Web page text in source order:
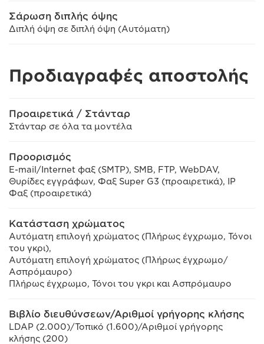
Σάρωση διπλής όψης
Διπλή όψη σε διπλή όψη (Αυτόματη)
Προδιαγραφές αποστολής
Προαιρετικά / Στάνταρ
Στάνταρ σε όλα τα μοντέλα
Προορισμός
E-mail/Internet φαξ (SMTP), SMB, FTP, WebDAV,
Θυρίδες εγγράφων, Φαξ Super G3 (προαιρετικά), IP
Φαξ (προαιρετικά)
Κατάσταση χρώματος
Αυτόματη επιλογή χρώματος (Πλήρως έγχρωμο, Τόνοι
του γκρι),
Αυτόματη επιλογή χρώματος (Πλήρως έγχρωμο/
Ασπρόμαυρο)
Πλήρως έγχρωμο, Τόνοι του γκρι και Ασπρόμαυρο
Βιβλίο διευθύνσεων/Αριθμοί γρήγορης κλήσης
LDAP (2.000)/Τοπικό (1.600)/Αριθμοί γρήγορης
κλήσης (200)